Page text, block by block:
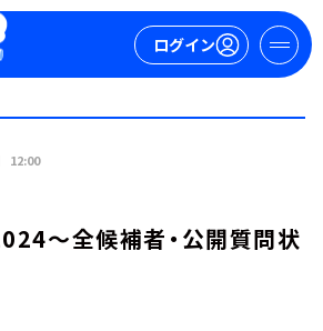
ログイン
12:00
～全候補者・公開質問状